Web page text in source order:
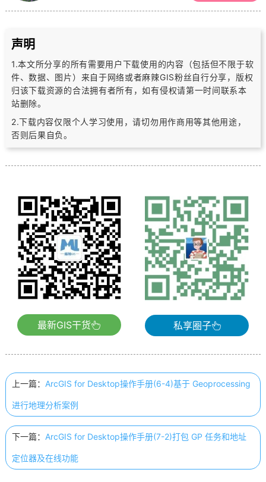
声明
1.本文所分享的所有需要用户下载使用的内容（包括但不限于软
件、数据、图片） 来自于网络或者麻辣GIS粉丝自行分享，版权
归该下载资源的合法拥有者所有，如有侵权请第一时间联系本
站删除。
2.下载内容仅限个人学习使用，请切勿用作商用等其他用途，
否则后果自负。
最新GIS干货 私享圈子
上一篇： ArcGIS for Desktop操作手册(6-4)基于 Geoprocessing
进行地理分析案例
下一篇： ArcGIS for Desktop操作手册(7-2)打包 GP 任务和地址
定位器及在线功能